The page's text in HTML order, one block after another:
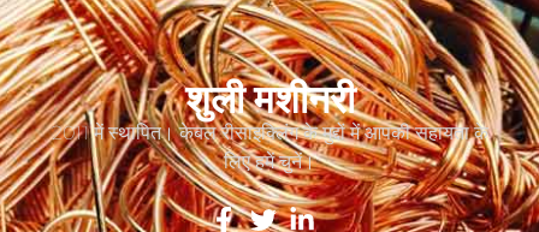
शुली मशीनरी
2011 में स्थापित। केबल रीसाइक्लिंग के मुद्दों में आपकी सहायता के
लिए हमें चुनें।